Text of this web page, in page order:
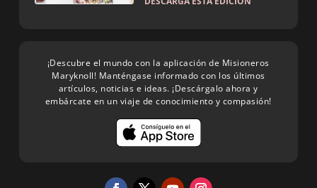
¡Descubre el mundo con la aplicación de Misioneros
Maryknoll! Manténgase informado con los últimos
artículos, noticias e ideas. ¡Descárgalo ahora y
embárcate en un viaje de conocimiento y compasión!